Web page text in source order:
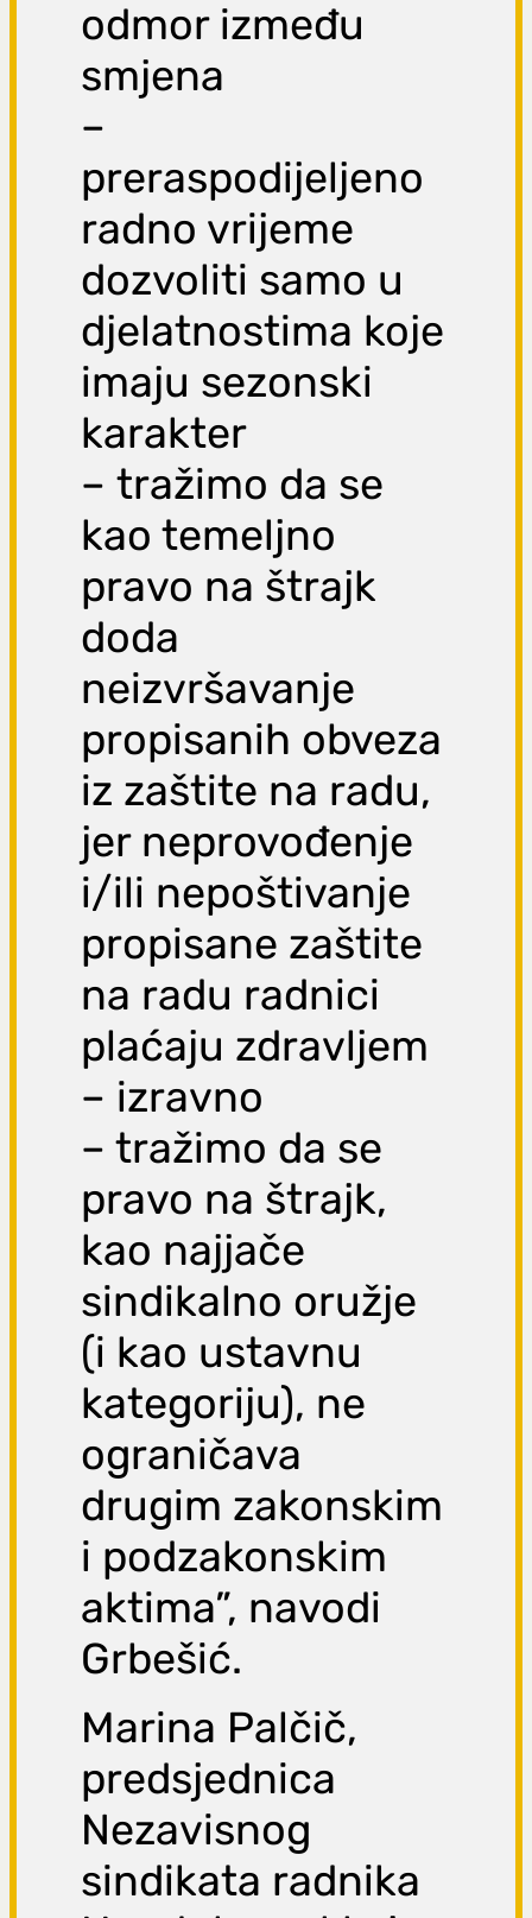
odmor između
smjena
–
preraspodijeljeno
radno vrijeme
dozvoliti samo u
djelatnostima koje
imaju sezonski
karakter
– tražimo da se
kao temeljno
pravo na štrajk
doda
neizvršavanje
propisanih obveza
iz zaštite na radu,
jer neprovođenje
i/ili nepoštivanje
propisane zaštite
na radu radnici
plaćaju zdravljem
– izravno
– tražimo da se
pravo na štrajk,
kao najjače
sindikalno oružje
(i kao ustavnu
kategoriju), ne
ograničava
drugim zakonskim
i podzakonskim
aktima”, navodi
Grbešić.
Marina Palčič,
predsjednica
Nezavisnog
sindikata radnika